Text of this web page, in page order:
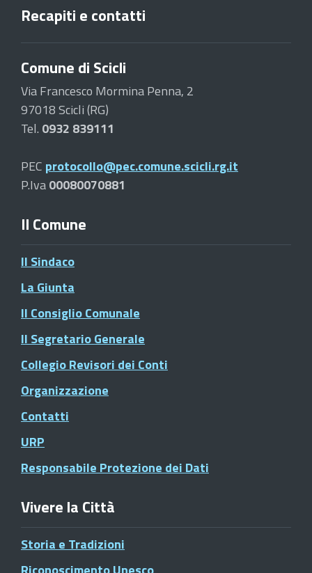
Recapiti e contatti
Comune di Scicli
Via Francesco Mormina Penna, 2
97018 Scicli (RG)
Tel. 0932 839111
PEC protocollo@pec.comune.scicli.rg.it
P.Iva00080070881
Il Comune
Il Sindaco
La Giunta
Il Consiglio Comunale
Il Segretario Generale
Collegio Revisori dei Conti
Organizzazione
Contatti
URP
Responsabile Protezione dei Dati
Vivere la Città
Storia e Tradizioni